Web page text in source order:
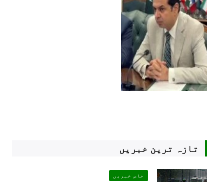
تازہ ترین خبریں
خاص خبریں